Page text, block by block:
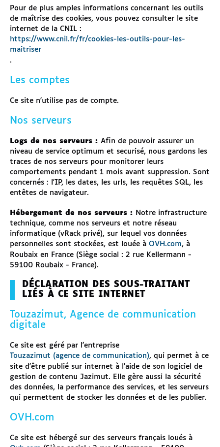
Pour de plus amples informations concernant les outils
de maîtrise des cookies, vous pouvez consulter le site
internet de la CNIL :
https://www.cnil.fr/fr/cookies-les-outils-pour-les-
maitriser
.
Les comptes
Ce site n'utilise pas de compte.
Nos serveurs
Logs de nos serveurs : Afin de pouvoir assurer un
niveau de service optimum et securisé, nous gardons les
traces de nos serveurs pour monitorer leurs
comportements pendant 1 mois avant suppression. Sont
concernés : l'IP, les dates, les urls, les requêtes SQL, les
entêtes de navigateur.
Hébergement de nos serveurs : Notre infrastructure
technique, comme nos serveurs et notre réseau
informatique (vRack privé), sur lequel vos données
personnelles sont stockées, est louée à OVH.com, à
Roubaix en France (Siège social : 2 rue Kellermann -
59100 Roubaix - France).
DÉCLARATION DES SOUS-TRAITANT
LIÉS À CE SITE INTERNET
Touzazimut, Agence de communication
digitale
Ce site est géré par l'entreprise
Touzazimut (agence de communication), qui permet à ce
site d'être publié sur internet à l'aide de son logiciel de
gestion de contenu Jazimut. Elle gère aussi la sécurité
des données, la performance des services, et les serveurs
qui permettent de stocker les données et de les publier.
OVH.com
Ce site est hébergé sur des serveurs français loués à